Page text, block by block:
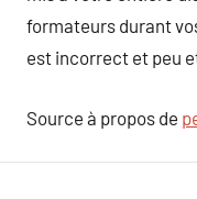
formateurs durant
est incorrect et peu
Source à propos de